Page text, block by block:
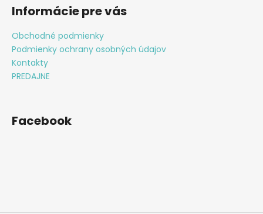
Informácie pre vás
Obchodné podmienky
Podmienky ochrany osobných údajov
Kontakty
PREDAJNE
Facebook